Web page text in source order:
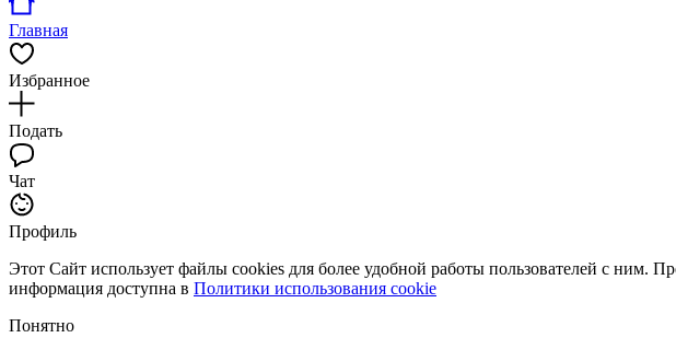
Главная
Избранное
Подать
Чат
Профиль
Этот Сайт использует файлы cookies для более удобной работы пользователей с ним.
информация доступна в Политики использования cookie
Понятно